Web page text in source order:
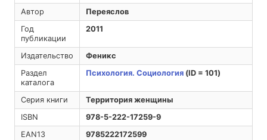
Автор
Переяслов
Год
публикации
2011
Издательство
Феникс
Раздел
каталога
Психология. Социология(ID = 101)
Серия книги
Территория женщины
ISBN
978-5-222-17259-9
EAN13
9785222172599